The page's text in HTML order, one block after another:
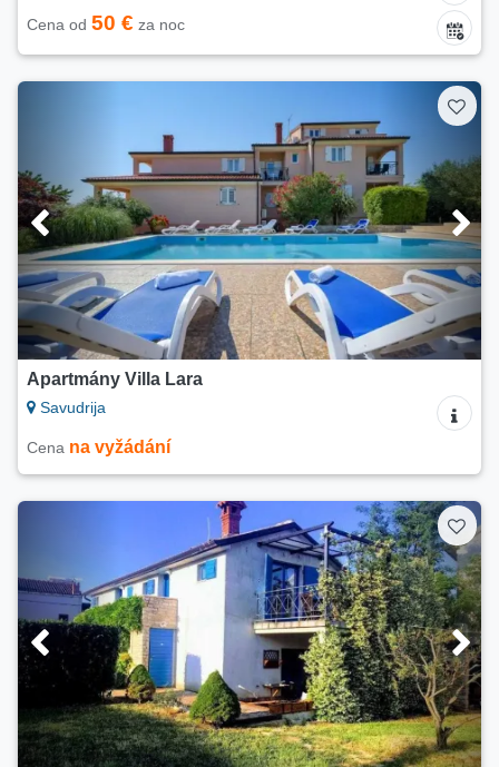
Cena od 50 € za noc
Apartmány Villa Lara
Savudrija
Cena na vyžádání